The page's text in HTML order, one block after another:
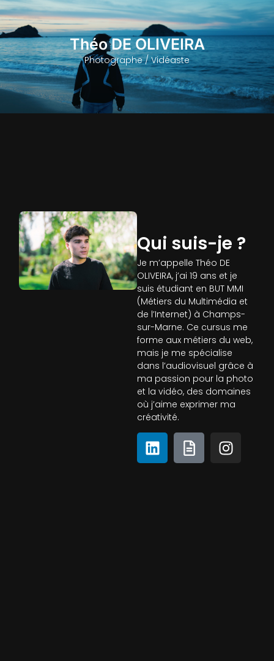
Théo DE OLIVEIRA
Photographe / Vidéaste
Qui suis-je ?
Je m’appelle Théo DE
OLIVEIRA, j’ai 19 ans et je
suis étudiant en BUT MMI
(Métiers du Multimédia et
de l’Internet) à Champs-
sur-Marne. Ce cursus me
forme aux métiers du web,
mais je me spécialise
dans l’audiovisuel grâce à
ma passion pour la photo
et la vidéo, des domaines
où j’aime exprimer ma
créativité.